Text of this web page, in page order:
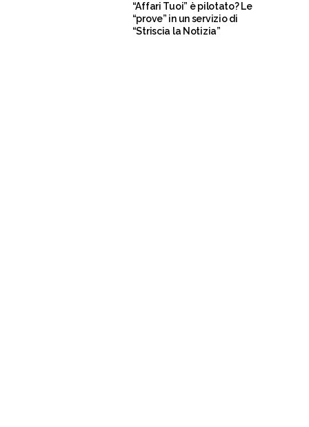
“Affari Tuoi” è pilotato? Le
“prove” in un servizio di
“Striscia la Notizia”